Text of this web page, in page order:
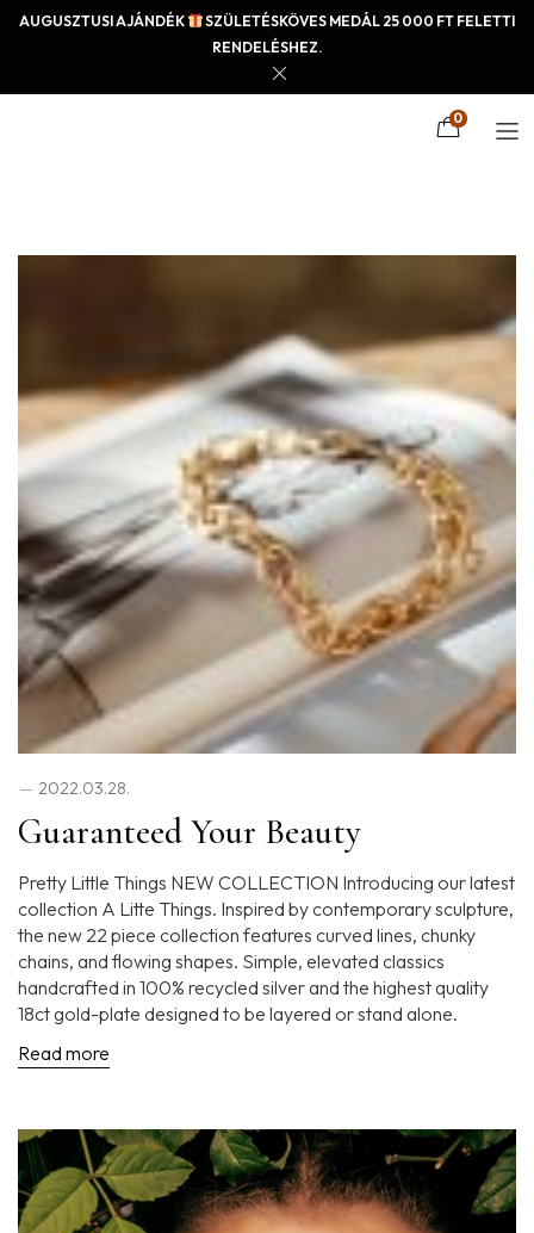
AUGUSZTUSI AJÁNDÉK
SZÜLETÉSKÖVES MEDÁL 25 000 FT FELETTI
RENDELÉSHEZ.
0
2022.03.28.
Guaranteed Your Beauty
Pretty Little Things NEW COLLECTION Introducing our latest
collection A Litte Things. Inspired by contemporary sculpture,
the new 22 piece collection features curved lines, chunky
chains, and flowing shapes. Simple, elevated classics
handcrafted in 100% recycled silver and the highest quality
18ct gold-plate designed to be layered or stand alone.
Read more